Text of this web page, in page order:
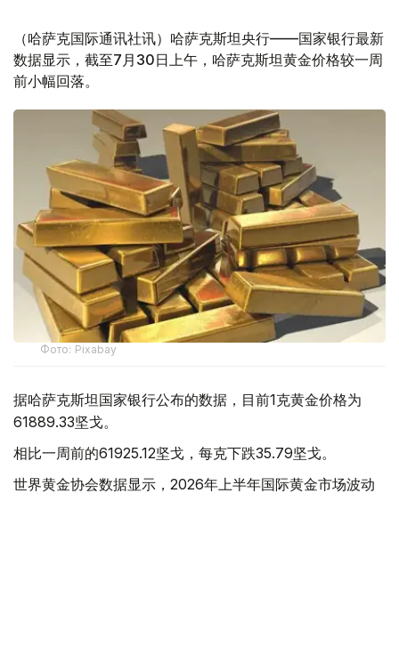
（哈萨克国际通讯社讯）哈萨克斯坦央行——国家银行最新
数据显示，截至7月30日上午，哈萨克斯坦黄金价格较一周
前小幅回落。
Фото: Pixabay
据哈萨克斯坦国家银行公布的数据，目前1克黄金价格为
61889.33坚戈。
相比一周前的61925.12坚戈，每克下跌35.79坚戈。
世界黄金协会数据显示，2026年上半年国际黄金市场波动